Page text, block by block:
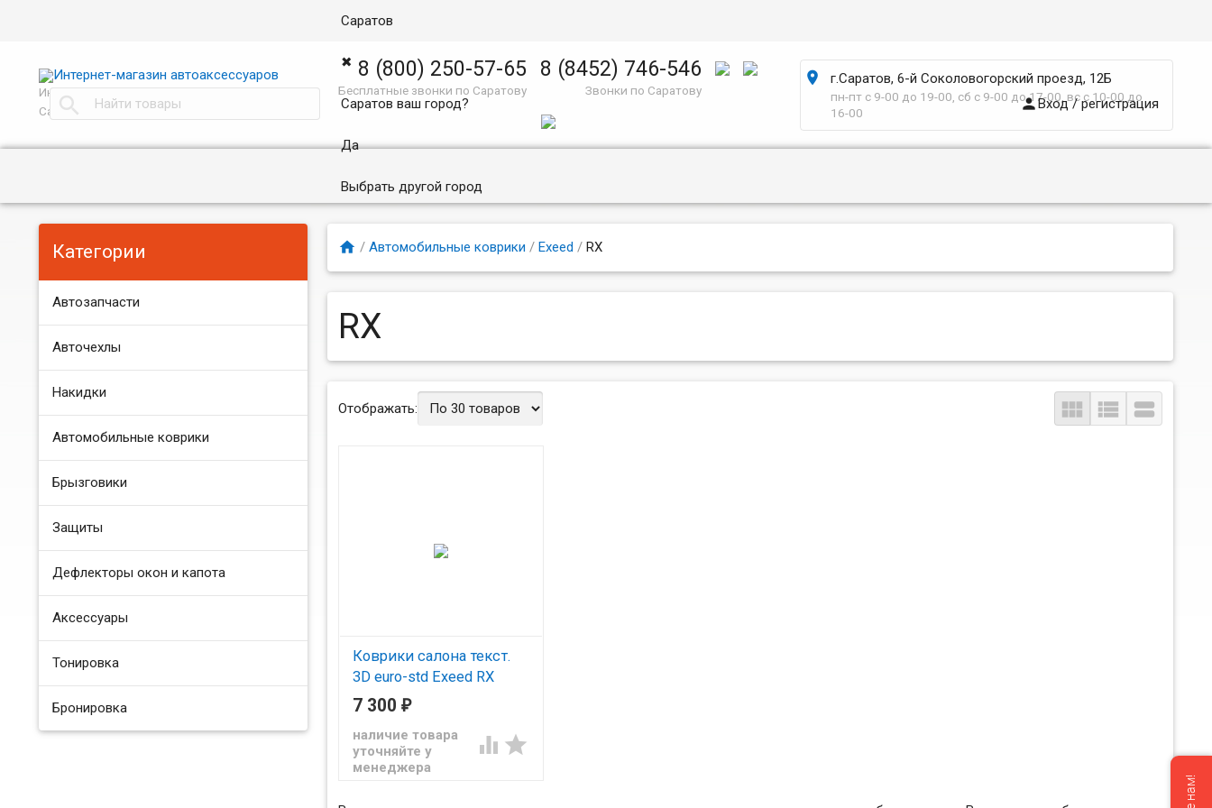

Саратов
✖
Саратов ваш город?
Да
Выбрать другой город
Вход / регистрация
Интернет магазин автоаксессуаров в
Саратове
8 (800) 250-57-65
Бесплатные звонки по Саратову
8 (8452) 746-546
Звонки по Саратову
 г.Саратов, 6-й Соколовогорский проезд, 12Б
пн-пт с 9-00 до 19-00, сб с 9-00 до 17-00, вс с 10-00 до
16-00
Категории
Автозапчасти
Авточехлы
Накидки
Автомобильные коврики
Брызговики
Защиты
Дефлекторы окон и капота
Аксессуары
Тонировка
Бронировка
 / Автомобильные коврики / Exeed /RX
RX
Отображать:   
Коврики салона текст.
3D euro-std Exeed RX
(2023-)/EMC3D001427
7 300 ₽
наличие товара
уточняйте у
менеджера
 